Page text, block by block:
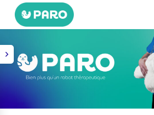
contenu